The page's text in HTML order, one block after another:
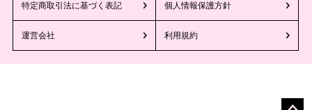
特定商取引法に基づく表記 個人情報保護方針
運営会社 利用規約